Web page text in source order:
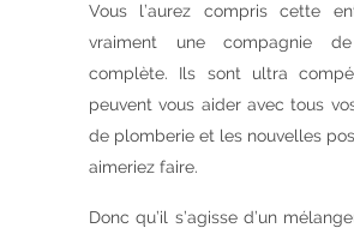
Vous l’aurez compris cette
vraiment une compagnie
complète. Ils sont ultra
peuvent vous aider avec tous
de plomberie et les nouvelles
aimeriez faire.
Donc qu’il s’agisse d’un